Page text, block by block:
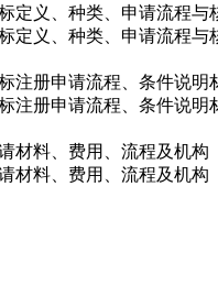
定义、种类、申请流程与
定义、种类、申请流程与
注册申请流程、条件说明
注册申请流程、条件说明
材料、费用、流程及机构
材料、费用、流程及机构